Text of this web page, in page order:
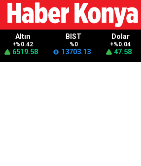
Altın
+%0.42
6519.58
BIST
%0
13703.13
Dolar
+%0.04
47.58